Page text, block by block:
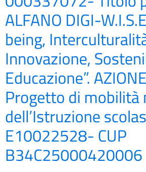
ALFANO DIGI-
being,
Innovazione,
Educazione”.
Progetto di mobilità
dell’Istruzione
E10022528- CUP
B34C25000420006